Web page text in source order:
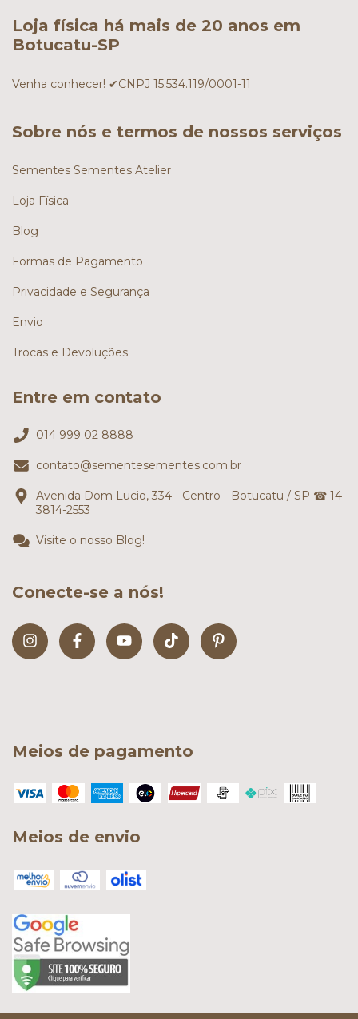
Loja física há mais de 20 anos em
Botucatu-SP
Venha conhecer! ✔CNPJ 15.534.119/0001-11
Sobre nós e termos de nossos serviços
Sementes Sementes Atelier
Loja Física
Blog
Formas de Pagamento
Privacidade e Segurança
Envio
Trocas e Devoluções
Entre em contato
014 999 02 8888
contato@sementesementes.com.br
Avenida Dom Lucio, 334 - Centro - Botucatu / SP ☎ 14
3814-2553
Visite o nosso Blog!
Conecte-se a nós!
Meios de pagamento
Meios de envio